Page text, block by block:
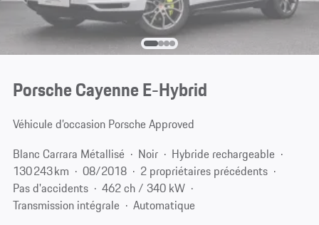
Porsche Cayenne E-Hybrid
Véhicule d’occasion Porsche Approved
Blanc Carrara Métallisé
Noir
Hybride rechargeable
130 243 km
08/2018
2 propriétaires précédents
Pas d'accidents
462 ch / 340 kW
Transmission intégrale
Automatique